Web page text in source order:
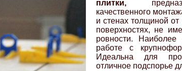
плитки,
качественного
и стенах толщиной
поверхностях, не
ровности.
работе с
Идеальна для
отличное подспорье